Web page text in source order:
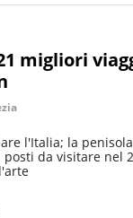
migliori
l'Italia; la
posti da visitare nel